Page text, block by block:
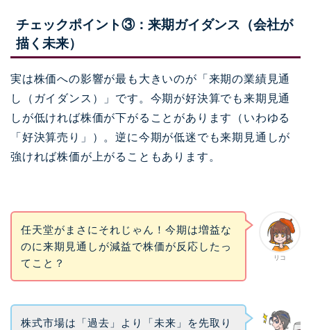
チェックポイント③：来期ガイダンス（会社が
描く未来）
実は株価への影響が最も大きいのが「来期の業績見通
し（ガイダンス）」です。今期が好決算でも来期見通
しが低ければ株価が下がることがあります（いわゆる
「好決算売り」）。逆に今期が低迷でも来期見通しが
強ければ株価が上がることもあります。
リコ
任天堂がまさにそれじゃん！今期は増益な
のに来期見通しが減益で株価が反応したっ
てこと？
株式市場は「過去」より「未来」を先取り